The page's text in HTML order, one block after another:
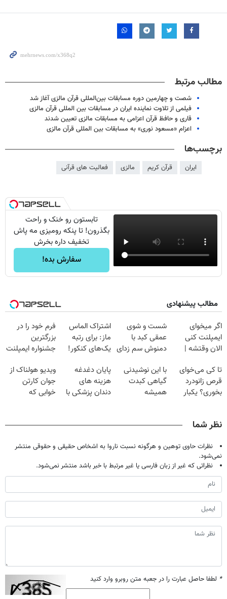
مطالب مرتبط
شصت و چهارمین دوره مسابقات بین‌المللی قرآن مالزی آغاز شد
فیلمی از تلاوت نماینده ایران در مسابقات بین المللی قرآن مالزی
قاری و حافظ قرآن اعزامی به مسابقات مالزی تعیین شدند
اعزام «مسعود نوری» به مسابقات بین المللی قرآن مالزی
برچسب‌ها
ایران قرآن کریم مالزی فعالیت های قرآنی
تابستون رو خنک و راحت
بگذرون! تا پنکه رومیزی مه پاش
تخفیف داره بخرش
سفارش بده!
مطالب پیشنهادی
اگر میخوای
ایمپلنت کنی
الان وقتشه |
میلیون تومان!!!
شست و شوی
عمقی کبد با
دمنوش سم زدای
اشتراک الماس
ماز: برای رتبه
یک‌های کنکور!
فرم خود را در
بزرگترین
جشنواره ایمپلنت
فقط ۲۵ میلیون
تا کی می‌خوای
قرص زانودرد
بخوری؟ یکبار
با این نوشیدنی
گیاهی کبدت
همیشه
پایان دغدغه
هزینه های
دندان پزشکی با
ویدیو هولناک از
جوان کارتن
خوابی که
نظر شما
نظرات حاوی توهین و هرگونه نسبت ناروا به اشخاص حقیقی و حقوقی منتشر
نمی‌شود.
نظراتی که غیر از زبان فارسی یا غیر مرتبط با خبر باشد منتشر نمی‌شود.
* لطفا حاصل عبارت را در جعبه متن روبرو وارد کنید